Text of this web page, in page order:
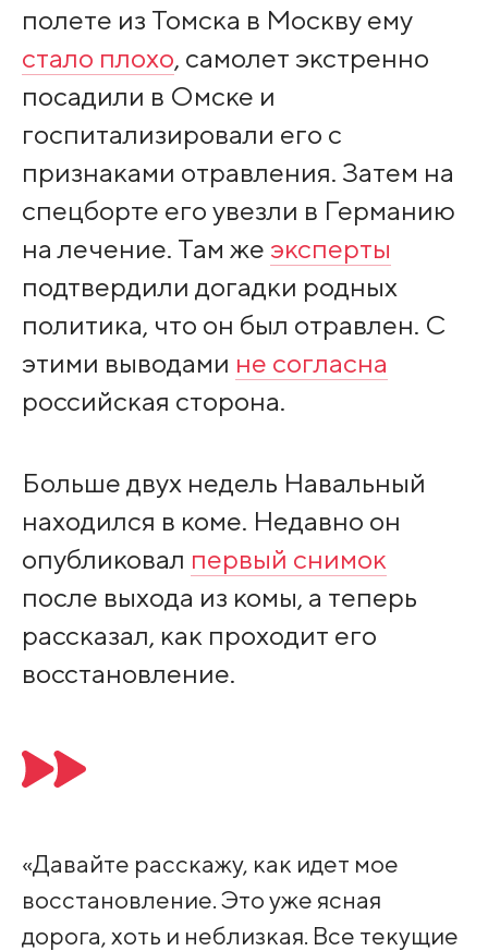
полете из Томска в Москву ему
стало плохо, самолет экстренно
посадили в Омске и
госпитализировали его с
признаками отравления. Затем на
спецборте его увезли в Германию
на лечение. Там же эксперты
подтвердили догадки родных
политика, что он был отравлен. С
этими выводами не согласна
российская сторона.
Больше двух недель Навальный
находился в коме. Недавно он
опубликовал первый снимок
после выхода из комы, а теперь
рассказал, как проходит его
восстановление.
«Давайте расскажу, как идет мое
восстановление. Это уже ясная
дорога, хоть и неблизкая. Все текущие